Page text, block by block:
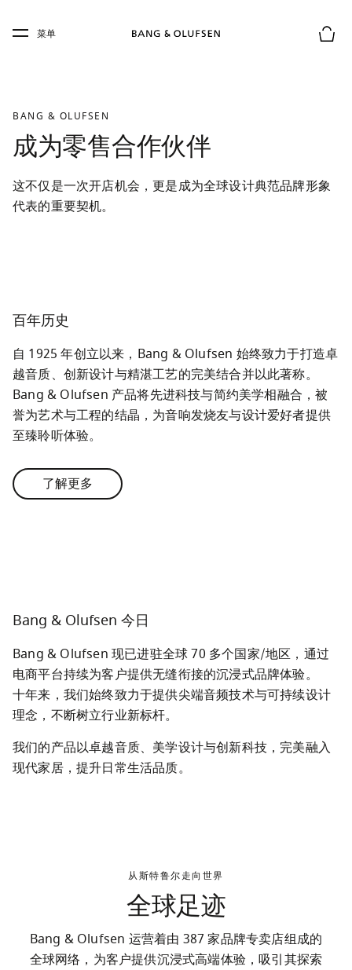
Skip to main footer
菜单
BANG & OLUFSEN
成为零售合作伙伴
这不仅是一次开店机会，更是成为全球设计典范品牌形象
代表的重要契机。
百年历史
自 1925 年创立以来，Bang & Olufsen 始终致力于打造卓
越音质、创新设计与精湛工艺的完美结合并以此著称。
Bang & Olufsen 产品将先进科技与简约美学相融合，被
誉为艺术与工程的结晶，为音响发烧友与设计爱好者提供
至臻聆听体验。
了解更多
Bang & Olufsen 今日
Bang & Olufsen 现已进驻全球 70 多个国家/地区，通过
电商平台持续为客户提供无缝衔接的沉浸式品牌体验。
十年来，我们始终致力于提供尖端音频技术与可持续设计
理念，不断树立行业新标杆。
我们的产品以卓越音质、美学设计与创新科技，完美融入
现代家居，提升日常生活品质。
从斯特鲁尔走向世界
全球足迹
Bang & Olufsen 运营着由 387 家品牌专卖店组成的
全球网络，为客户提供沉浸式高端体验，吸引其探索